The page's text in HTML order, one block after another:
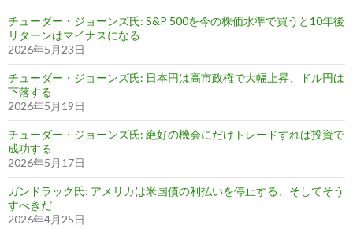
チューダー・ジョーンズ氏: S&P 500を今の株価水準で買うと10年後
リターンはマイナスになる
2026年5月23日
チューダー・ジョーンズ氏: 日本円は高市政権で大幅上昇、ドル円は
下落する
2026年5月19日
チューダー・ジョーンズ氏: 絶好の機会にだけトレードすれば投資で
成功する
2026年5月17日
ガンドラック氏: アメリカは米国債の利払いを停止する、そしてそう
すべきだ
2026年4月25日